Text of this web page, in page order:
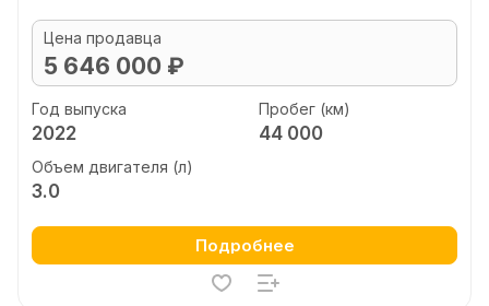
Цена продавца
5 646 000 ₽
Год выпуска
2022
Пробег (км)
44 000
Объем двигателя (л)
3.0
Подробнее